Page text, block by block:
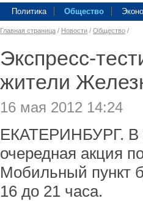
Политика Общество
Главная страница / Новости / Общество /
Экспресс-
жители
16 мая 2012 14:24
ЕКАТЕРИНБУРГ. В
очередная акция
Мобильный пункт
16 до 21 часа.